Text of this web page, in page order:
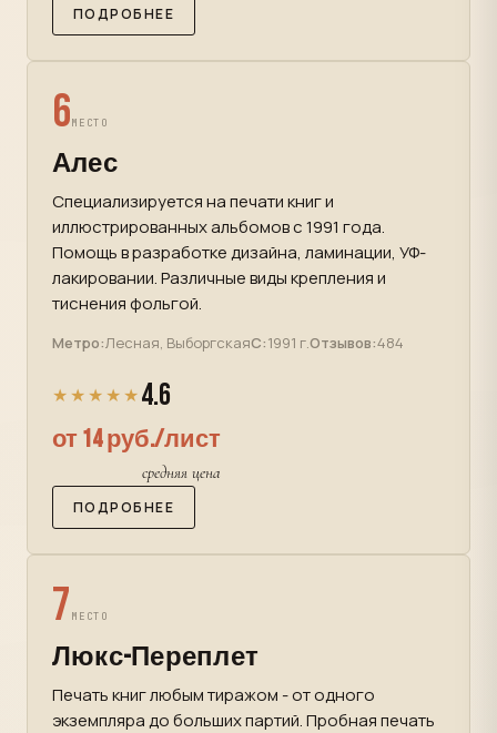
ПОДРОБНЕЕ
6МЕСТО
Алес
Специализируется на печати книг и
иллюстрированных альбомов с 1991 года.
Помощь в разработке дизайна, ламинации, УФ-
лакировании. Различные виды крепления и
тиснения фольгой.
Метро:Лесная, ВыборгскаяС:1991 г.Отзывов:484
★★★★★ 4.6
от 14 руб./лист
средняя цена
ПОДРОБНЕЕ
7 МЕСТО
Люкс-Переплет
Печать книг любым тиражом - от одного
экземпляра до больших партий. Пробная печать